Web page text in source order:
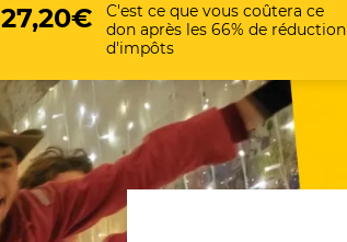
27,20€
C'est ce que vous coûtera ce
don après les 66% de réduction
d'impôts